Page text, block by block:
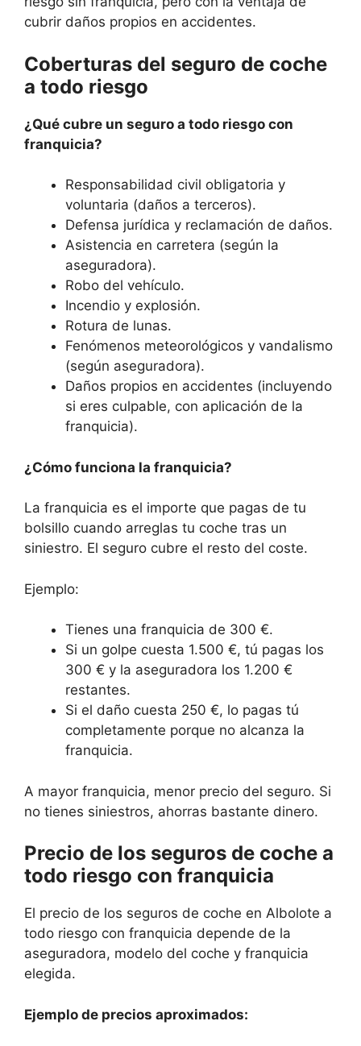
cubrir daños propios en accidentes.
Coberturas del seguro de coche
a todo riesgo
¿Qué cubre un seguro a todo riesgo con
franquicia?
Responsabilidad civil obligatoria y
voluntaria (daños a terceros).
Defensa jurídica y reclamación de daños.
Asistencia en carretera (según la
aseguradora).
Robo del vehículo.
Incendio y explosión.
Rotura de lunas.
Fenómenos meteorológicos y vandalismo
(según aseguradora).
Daños propios en accidentes (incluyendo
si eres culpable, con aplicación de la
franquicia).
¿Cómo funciona la franquicia?
La franquicia es el importe que pagas de tu
bolsillo cuando arreglas tu coche tras un
siniestro. El seguro cubre el resto del coste.
Ejemplo:
Tienes una franquicia de 300 €.
Si un golpe cuesta 1.500 €, tú pagas los
300 € y la aseguradora los 1.200 €
restantes.
Si el daño cuesta 250 €, lo pagas tú
completamente porque no alcanza la
franquicia.
A mayor franquicia, menor precio del seguro. Si
no tienes siniestros, ahorras bastante dinero.
Precio de los seguros de coche a
todo riesgo con franquicia
El precio de los seguros de coche en Albolote a
todo riesgo con franquicia depende de la
aseguradora, modelo del coche y franquicia
elegida.
Ejemplo de precios aproximados: